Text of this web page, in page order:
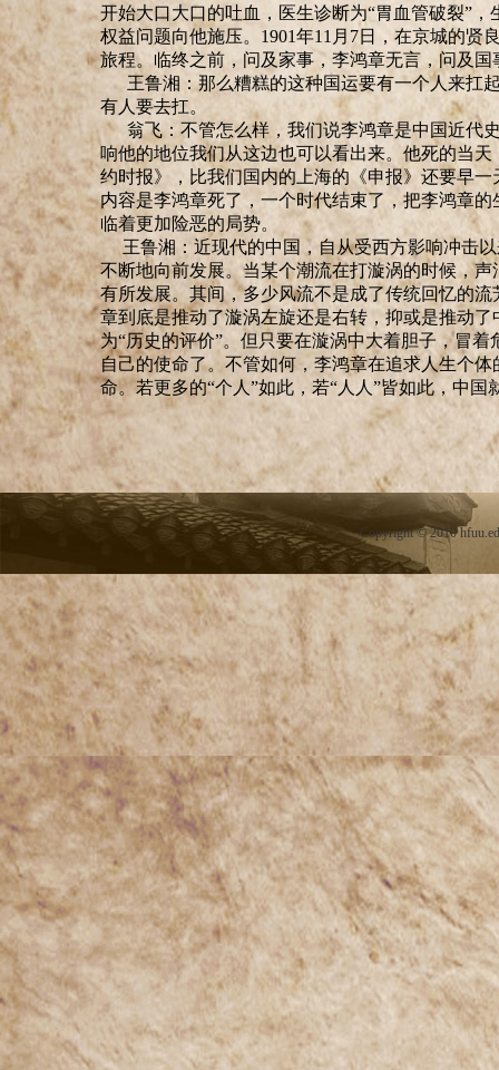
开始大口大口的吐血，医生诊断为“胃血管破裂”
权益问题向他施压。1901年11月7日，在京城的
旅程。临终之前，问及家事，李鸿章无言，问及
王鲁湘：那么糟糕的这种国运要有一个人来扛
有人要去扛。
翁飞：不管怎么样，我们说李鸿章是中国近代
响他的地位我们从这边也可以看出来。 他死的当天
约时报》，比我们国内的上海的《申报》还要早
内容是李鸿章死了，一个时代结束了，把李鸿章
临着更加险恶的局势。
王鲁湘： 近现代的中国，自从受西方影响冲击
不断地向前发展。当某个潮流在打漩涡的时候，
有所发展。其间，多少风流不是成了传统回忆的
章到底是推动了漩涡左旋还是右转，抑或是推动
为“历史的评价”。但只要在漩涡中大着胆子，冒
自己的使命了。不管如何，李鸿章在追求人生个
命。若更多的“个人”如此，若“人人”皆如此，中
Copyright©2010